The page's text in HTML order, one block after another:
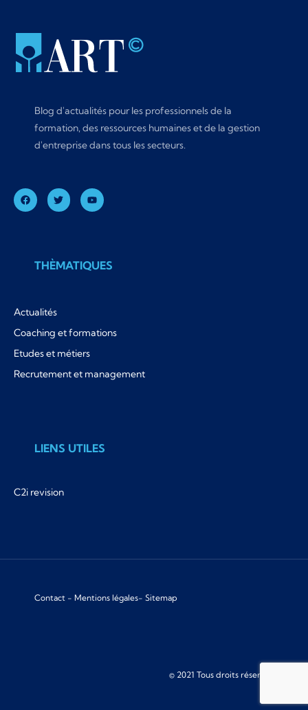
Blog d'actualités pour les professionnels de la
formation, des ressources humaines et de la gestion
d'entreprise dans tous les secteurs.
THÈMATIQUES
Actualités
Coaching et formations
Etudes et métiers
Recrutement et management
LIENS UTILES
C2i revision
Contact - Mentions légales- Sitemap
© 2021 Tous droits réservés